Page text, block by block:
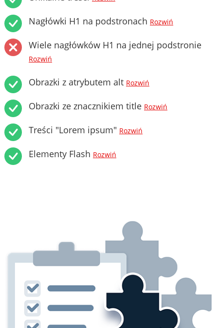
Nagłówki H1 na podstronach Rozwiń
Wiele nagłówków H1 na jednej podstronie
Rozwiń
Obrazki z atrybutem alt Rozwiń
Obrazki ze znacznikiem title Rozwiń
Treści "Lorem ipsum" Rozwiń
Elementy Flash Rozwiń